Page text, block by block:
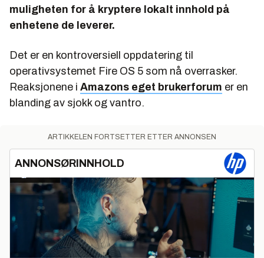
muligheten for å kryptere lokalt innhold på
enhetene de leverer.
Det er en kontroversiell oppdatering til
operativsystemet Fire OS 5 som nå overrasker.
Reaksjonene i Amazons eget brukerforum er en
blanding av sjokk og vantro.
ARTIKKELEN FORTSETTER ETTER ANNONSEN
ANNONSØRINNHOLD